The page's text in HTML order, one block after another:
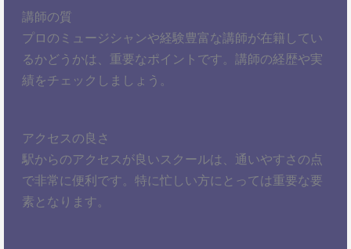
講師の質
プロのミュージシャンや経験豊富な講師が在籍してい
るかどうかは、重要なポイントです。講師の経歴や実
績をチェックしましょう。
アクセスの良さ
駅からのアクセスが良いスクールは、通いやすさの点
で非常に便利です。特に忙しい方にとっては重要な要
素となります。